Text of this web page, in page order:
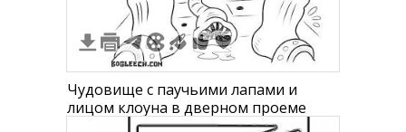
Чудовище с паучьими лапами и
лицом клоуна в дверном проеме